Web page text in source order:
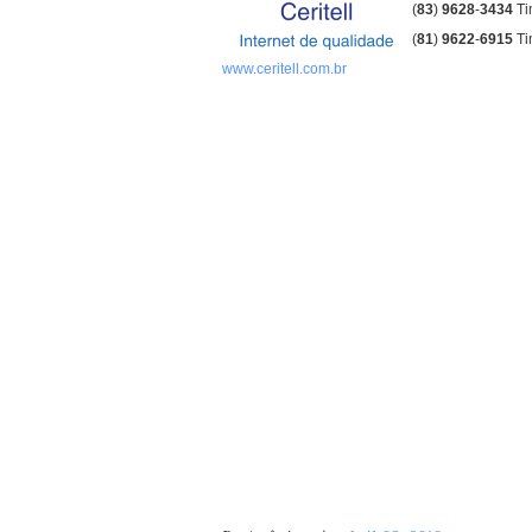
(83) 9628-3434
(81) 9622-6915
www.ceritell.com.br